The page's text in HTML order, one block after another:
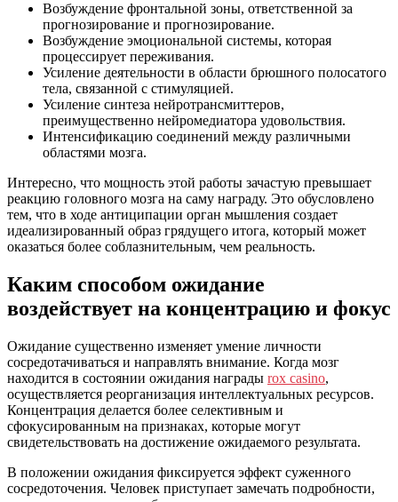
Возбуждение фронтальной зоны, ответственной за
прогнозирование и прогнозирование.
Возбуждение эмоциональной системы, которая
процессирует переживания.
Усиление деятельности в области брюшного полосатого
тела, связанной с стимуляцией.
Усиление синтеза нейротрансмиттеров,
преимущественно нейромедиатора удовольствия.
Интенсификацию соединений между различными
областями мозга.
Интересно, что мощность этой работы зачастую превышает
реакцию головного мозга на саму награду. Это обусловлено
тем, что в ходе антиципации орган мышления создает
идеализированный образ грядущего итога, который может
оказаться более соблазнительным, чем реальность.
Каким способом ожидание
воздействует на концентрацию и фокус
Ожидание существенно изменяет умение личности
сосредотачиваться и направлять внимание. Когда мозг
находится в состоянии ожидания награды rox casino,
осуществляется реорганизация интеллектуальных ресурсов.
Концентрация делается более селективным и
сфокусированным на признаках, которые могут
свидетельствовать на достижение ожидаемого результата.
В положении ожидания фиксируется эффект суженного
сосредоточения. Человек приступает замечать подробности,